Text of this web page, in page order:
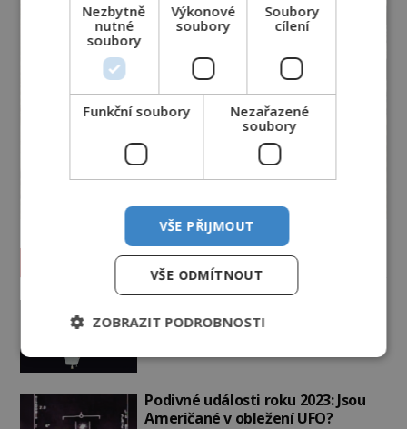
Vesmír a technologie
Marsu? Je na něm přeci jen voda?
Podivné události roku 2023: Jsou
Američané v obležení UFO?
Nezbytně
nutné
soubory
Výkonové
soubory
Soubory
cílení
Funkční soubory
Nezařazené
soubory
VŠE PŘIJMOUT
VŠE ODMÍTNOUT
ZOBRAZIT PODROBNOSTI